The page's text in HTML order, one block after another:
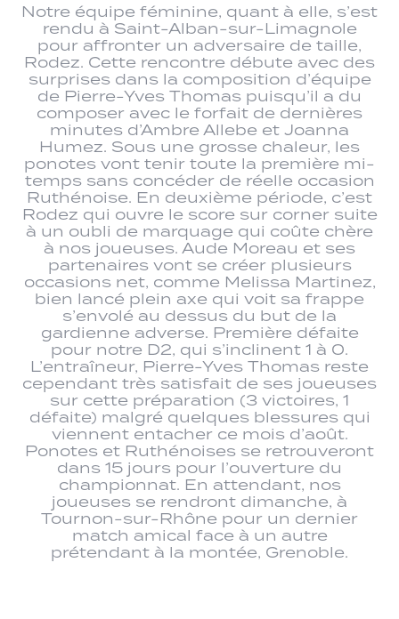
Notre équipe féminine, quant à elle, s’est
rendu à Saint-Alban-sur-Limagnole
pour affronter un adversaire de taille,
Rodez. Cette rencontre débute avec des
surprises dans la composition d’équipe
de Pierre-Yves Thomas puisqu’il a du
composer avec le forfait de dernières
minutes d’Ambre Allebe et Joanna
Humez. Sous une grosse chaleur, les
ponotes vont tenir toute la première mi-
temps sans concéder de réelle occasion
Ruthénoise. En deuxième période, c’est
Rodez qui ouvre le score sur corner suite
à un oubli de marquage qui coûte chère
à nos joueuses. Aude Moreau et ses
partenaires vont se créer plusieurs
occasions net, comme Melissa Martinez,
bien lancé plein axe qui voit sa frappe
s’envolé au dessus du but de la
gardienne adverse. Première défaite
pour notre D2, qui s’inclinent 1 à 0.
L’entraîneur, Pierre-Yves Thomas reste
cependant très satisfait de ses joueuses
sur cette préparation (3 victoires, 1
défaite) malgré quelques blessures qui
viennent entacher ce mois d’août.
Ponotes et Ruthénoises se retrouveront
dans 15 jours pour l’ouverture du
championnat. En attendant, nos
joueuses se rendront dimanche, à
Tournon-sur-Rhône pour un dernier
match amical face à un autre
prétendant à la montée, Grenoble.